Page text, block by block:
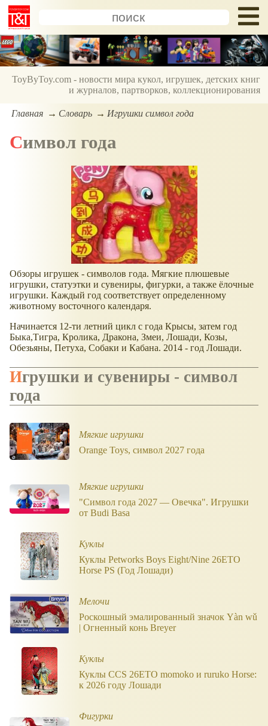
ToyByToy.com - новости мира кукол, игрушек, детских книг
и журналов, партворков, коллекционирования
Главная Словарь Игрушки символ года
Символ года
Обзоры игрушек - символов года. Мягкие плюшевые
игрушки, статуэтки и сувениры, фигурки, а также ёлочные
игрушки. Каждый год соответствует определенному
животному восточного календаря.
Начинается 12-ти летний цикл с года Крысы, затем год
Быка,Тигра, Кролика, Дракона, Змеи, Лошади, Козы,
Обезьяны, Петуха, Собаки и Кабана. 2014 - год Лошади.
Игрушки и сувениры - символ
года
Мягкие игрушки
Orange Toys, символ 2027 года
Мягкие игрушки
"Символ года 2027 — Овечка". Игрушки
от Budi Basa
Куклы
Куклы Petworks Boys Eight/Nine 26ETO
Horse PS (Год Лошади)
Мелочи
Роскошный эмалированный значок Yàn wǔ
| Огненный конь Breyer
Куклы
Куклы CCS 26ETO momoko и ruruko Horse:
к 2026 году Лошади
Фигурки